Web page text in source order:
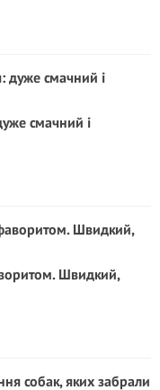
смачний і
Швидкий,